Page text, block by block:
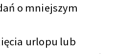
o mniejszym
urlopu lub